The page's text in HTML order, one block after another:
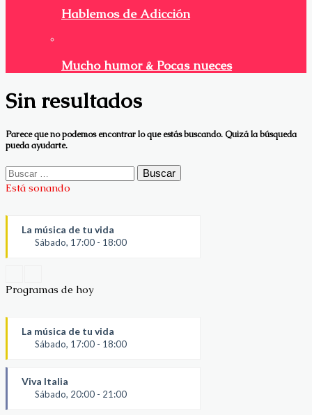
Hablemos de Adicción
Mucho humor & Pocas nueces
Sin resultados
Parece que no podemos encontrar lo que estás buscando. Quizá la búsqueda
pueda ayudarte.
Buscar:
Está sonando
La música de tu vida
Sábado, 17:00 - 18:00
Programas de hoy
La música de tu vida
Sábado, 17:00 - 18:00
Viva Italia
Sábado, 20:00 - 21:00